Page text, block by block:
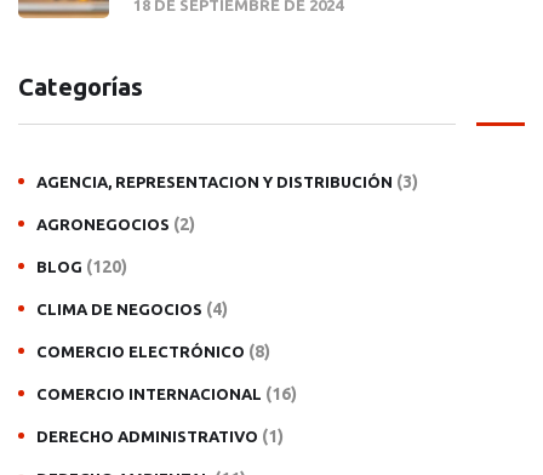
18 DE SEPTIEMBRE DE 2024
Categorías
AGENCIA, REPRESENTACION Y DISTRIBUCIÓN (3)
AGRONEGOCIOS (2)
BLOG (120)
CLIMA DE NEGOCIOS (4)
COMERCIO ELECTRÓNICO (8)
COMERCIO INTERNACIONAL (16)
DERECHO ADMINISTRATIVO (1)